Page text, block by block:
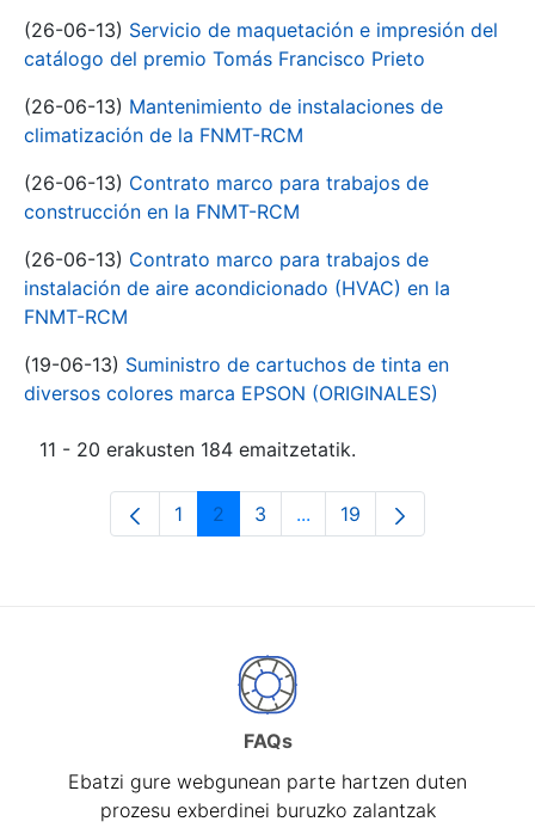
(26-06-13) Servicio de maquetación e impresión del
catálogo del premio Tomás Francisco Prieto
(26-06-13) Mantenimiento de instalaciones de
climatización de la FNMT-RCM
(26-06-13) Contrato marco para trabajos de
construcción en la FNMT-RCM
(26-06-13) Contrato marco para trabajos de
instalación de aire acondicionado (HVAC) en la
FNMT-RCM
(19-06-13) Suministro de cartuchos de tinta en
diversos colores marca EPSON (ORIGINALES)
11 - 20 erakusten 184 emaitzetatik.
Orrialdea
1 Orrialdea
2 Orrialdea
3 ...Intermediate Pages Use
Orrialdea
19
FAQs
Ebatzi gure webgunean parte hartzen duten
prozesu exberdinei buruzko zalantzak